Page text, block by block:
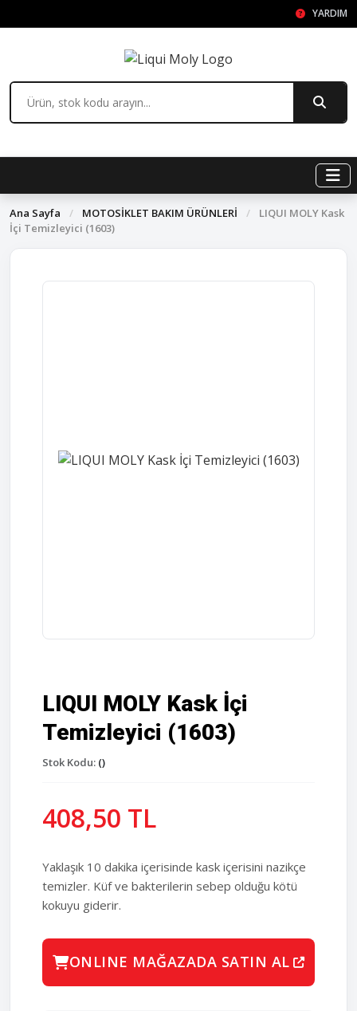
YARDIM
Ana Sayfa / MOTOSİKLET BAKIM ÜRÜNLERİ /
LIQUI MOLY Kask
İçi Temizleyici (1603)
LIQUI MOLY Kask İçi
Temizleyici (1603)
Stok Kodu: ()
408,50 TL
Yaklaşık 10 dakika içerisinde kask içerisini nazikçe
temizler. Küf ve bakterilerin sebep olduğu kötü
kokuyu giderir.
ONLINE MAĞAZADA SATIN AL